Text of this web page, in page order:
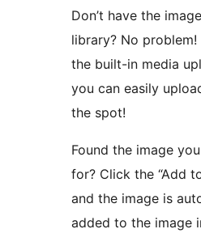
Don’t have the
library? No problem!
the built-in media
you can easily
the spot!
Found the image
for? Click the “Add
and the image is
added to the image